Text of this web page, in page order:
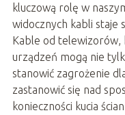
kluczową rolę w
widocznych kabli staje
Kable od telewizorów,
urządzeń mogą nie
stanowić zagrożenie
zastanowić się nad
konieczności kucia